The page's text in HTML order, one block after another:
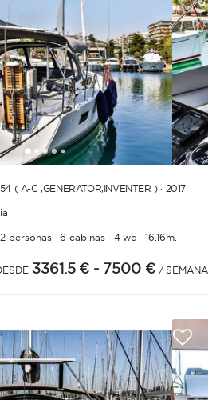
12345 6789 1011 161718192021
( A-C ,GENERATOR,INVENTER ) · 2017
personas·6 cabinas· 4 wc ·16.16m.
3361.5 € - 7500 € / SEMANA